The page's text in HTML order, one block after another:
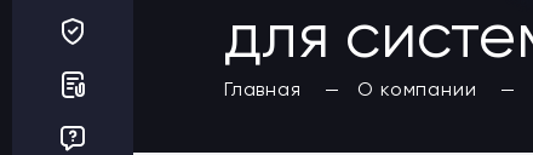
для
Главная О компании
Заказать карты
Получить выгоду
Регионы
Бренды АЗС
Шиномонтаж